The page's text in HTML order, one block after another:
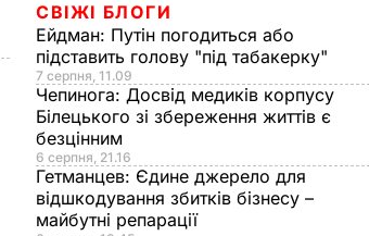
СВІЖІ БЛОГИ
Ейдман: Путін погодиться або
підставить голову "під табакерку"
7 серпня, 11.09
Чепинога: Досвід медиків корпусу
Білецького зі збереження життів є
безцінним
6 серпня, 21.16
Гетманцев: Єдине джерело для
відшкодування збитків бізнесу –
майбутні репарації